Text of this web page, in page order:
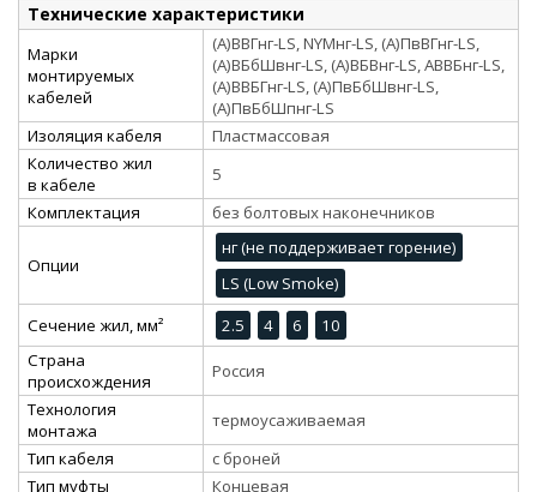
Технические характеристики
Марки
монтируемых
кабелей
(А)ВВГнг-LS, NYMнг-LS, (А)ПвВГнг-LS,
(А)ВБбШвнг-LS, (А)ВБВнг-LS, АВВБнг-LS,
(А)ВВБГнг-LS, (А)ПвБбШвнг-LS,
(А)ПвБбШпнг-LS
Изоляция кабеля
Пластмассовая
Количество жил
в кабеле
5
Комплектация
без болтовых наконечников
Опции
нг (не поддерживает горение)
LS (Low Smoke)
Сечение жил, мм²
2.5 4 6
10
Страна
происхождения
Россия
Технология
монтажа
термоусаживаемая
Тип кабеля
с броней
Тип муфты
Концевая